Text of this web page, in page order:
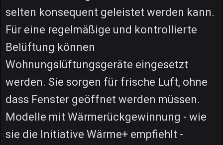
selten konsequent geleistet werden kann.
Für eine regelmäßige und kontrollierte
Belüftung können
Wohnungslüftungsgeräte eingesetzt
werden. Sie sorgen für frische Luft, ohne
dass Fenster geöffnet werden müssen.
Modelle mit Wärmerückgewinnung - wie
sie die Initiative Wärme+ empfiehlt -